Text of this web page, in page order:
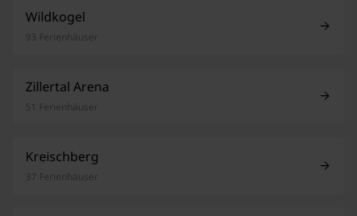
Wildkogel
93 Ferienhäuser
Zillertal Arena
51 Ferienhäuser
Kreischberg
37 Ferienhäuser